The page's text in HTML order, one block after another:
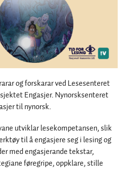
og forskarar ved Lesesenteret
Engasjer. Nynorsksenteret
til nynorsk.
utviklar lesekompetansen, slik
til å engasjere seg i lesing og
med engasjerande tekstar,
føregripe, oppklare, stille